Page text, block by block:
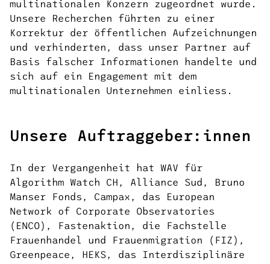
multinationalen Konzern zugeordnet wurde.
Unsere Recherchen führten zu einer
Korrektur der öffentlichen Aufzeichnungen
und verhinderten, dass unser Partner auf
Basis falscher Informationen handelte und
sich auf ein Engagement mit dem
multinationalen Unternehmen einliess.
Unsere Auftraggeber:innen
In der Vergangenheit hat WAV für
Algorithm Watch CH, Alliance Sud, Bruno
Manser Fonds, Campax, das European
Network of Corporate Observatories
(ENCO), Fastenaktion, die Fachstelle
Frauenhandel und Frauenmigration (FIZ),
Greenpeace, HEKS, das Interdisziplinäre